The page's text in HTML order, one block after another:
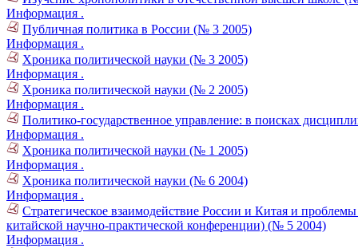
Информация .
Публичная политика в России (№ 3 2005)
Информация .
Хроника политической науки (№ 3 2005)
Информация .
Хроника политической науки (№ 2 2005)
Информация .
Политико-государственное управление: в поисках
Информация .
Хроника политической науки (№ 1 2005)
Информация .
Хроника политической науки (№ 6 2004)
Информация .
Стратегическое взаимодействие России и Китая и
китайской научно-практической конференции) (№ 5 2004)
Информация .